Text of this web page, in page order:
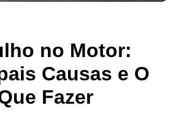
no Motor:
Causas e O
Fazer